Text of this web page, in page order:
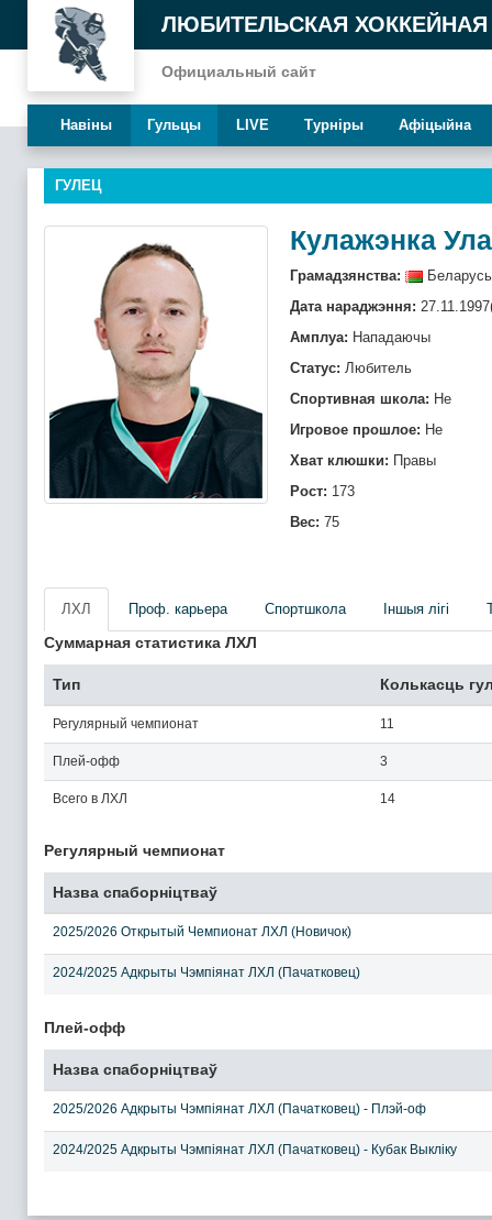
ЛЮБИТЕЛЬСКАЯ ХОККЕЙНАЯ
Официальный сайт
Навiны Гульцы LIVE Турнiры Афiцыйна
ГУЛЕЦ
Кулажэнка
Грамадзянства:
Беларусь
Дата нараджэння:
Амплуа: Нападаючы
Статус: Любитель
Спортивная школа: Не
Игровое прошлое: Не
Хват клюшки: Правы
Рост: 173
Вес: 75
ЛХЛ Проф. карьера Спортшкола Iншыя лігі
Суммарная статистика ЛХЛ
Тип Колькасць
Регулярный чемпионат 11
Плей-офф 3
Всего в ЛХЛ 14
Регулярный чемпионат
Назва спаборніцтваў
2025/2026 Открытый Чемпионат ЛХЛ (Новичок)
2024/2025 Адкрыты Чэмпіянат ЛХЛ (Пачатковец)
Плей-офф
Назва спаборніцтваў
2025/2026 Адкрыты Чэмпіянат ЛХЛ (Пачатковец) - Плэй-оф
2024/2025 Адкрыты Чэмпіянат ЛХЛ (Пачатковец) - Кубак Выкліку